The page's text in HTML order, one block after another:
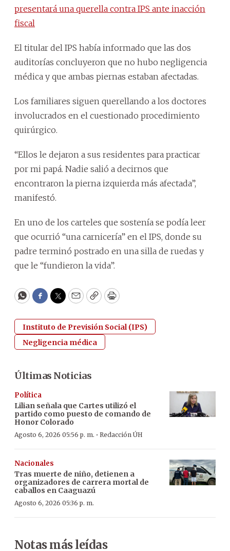
presentará una querella contra IPS ante inacción
fiscal
El titular del IPS había informado que las dos
auditorías concluyeron que no hubo negligencia
médica y que ambas piernas estaban afectadas.
Los familiares siguen querellando a los doctores
involucrados en el cuestionado procedimiento
quirúrgico.
“Ellos le dejaron a sus residentes para practicar
por mi papá. Nadie salió a decirnos que
encontraron la pierna izquierda más afectada”,
manifestó.
En uno de los carteles que sostenía se podía leer
que ocurrió “una carnicería” en el IPS, donde su
padre terminó postrado en una silla de ruedas y
que le “fundieron la vida”.
WhatsApp
Facebook
Twitter
EmailCopyPrint
Instituto de Previsión Social (IPS)
Negligencia médica
Últimas Noticias
Política
Lilian señala que Cartes utilizó el
partido como puesto de comando de
Honor Colorado
Agosto 6, 2026 05:56 p. m. · Redacción ÚH
Nacionales
Tras muerte de niño, detienen a
organizadores de carrera mortal de
caballos en Caaguazú
Agosto 6, 2026 05:36 p. m.
Notas más leídas